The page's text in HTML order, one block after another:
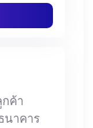
กค้า
นาคาร